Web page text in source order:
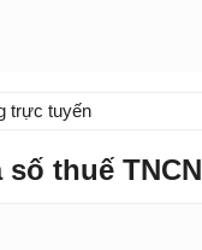
trực tuyến
số thuế